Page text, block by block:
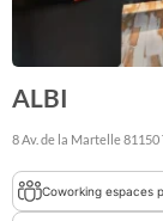
ALBI
8 Av. de la Martelle81150
Coworking espaces